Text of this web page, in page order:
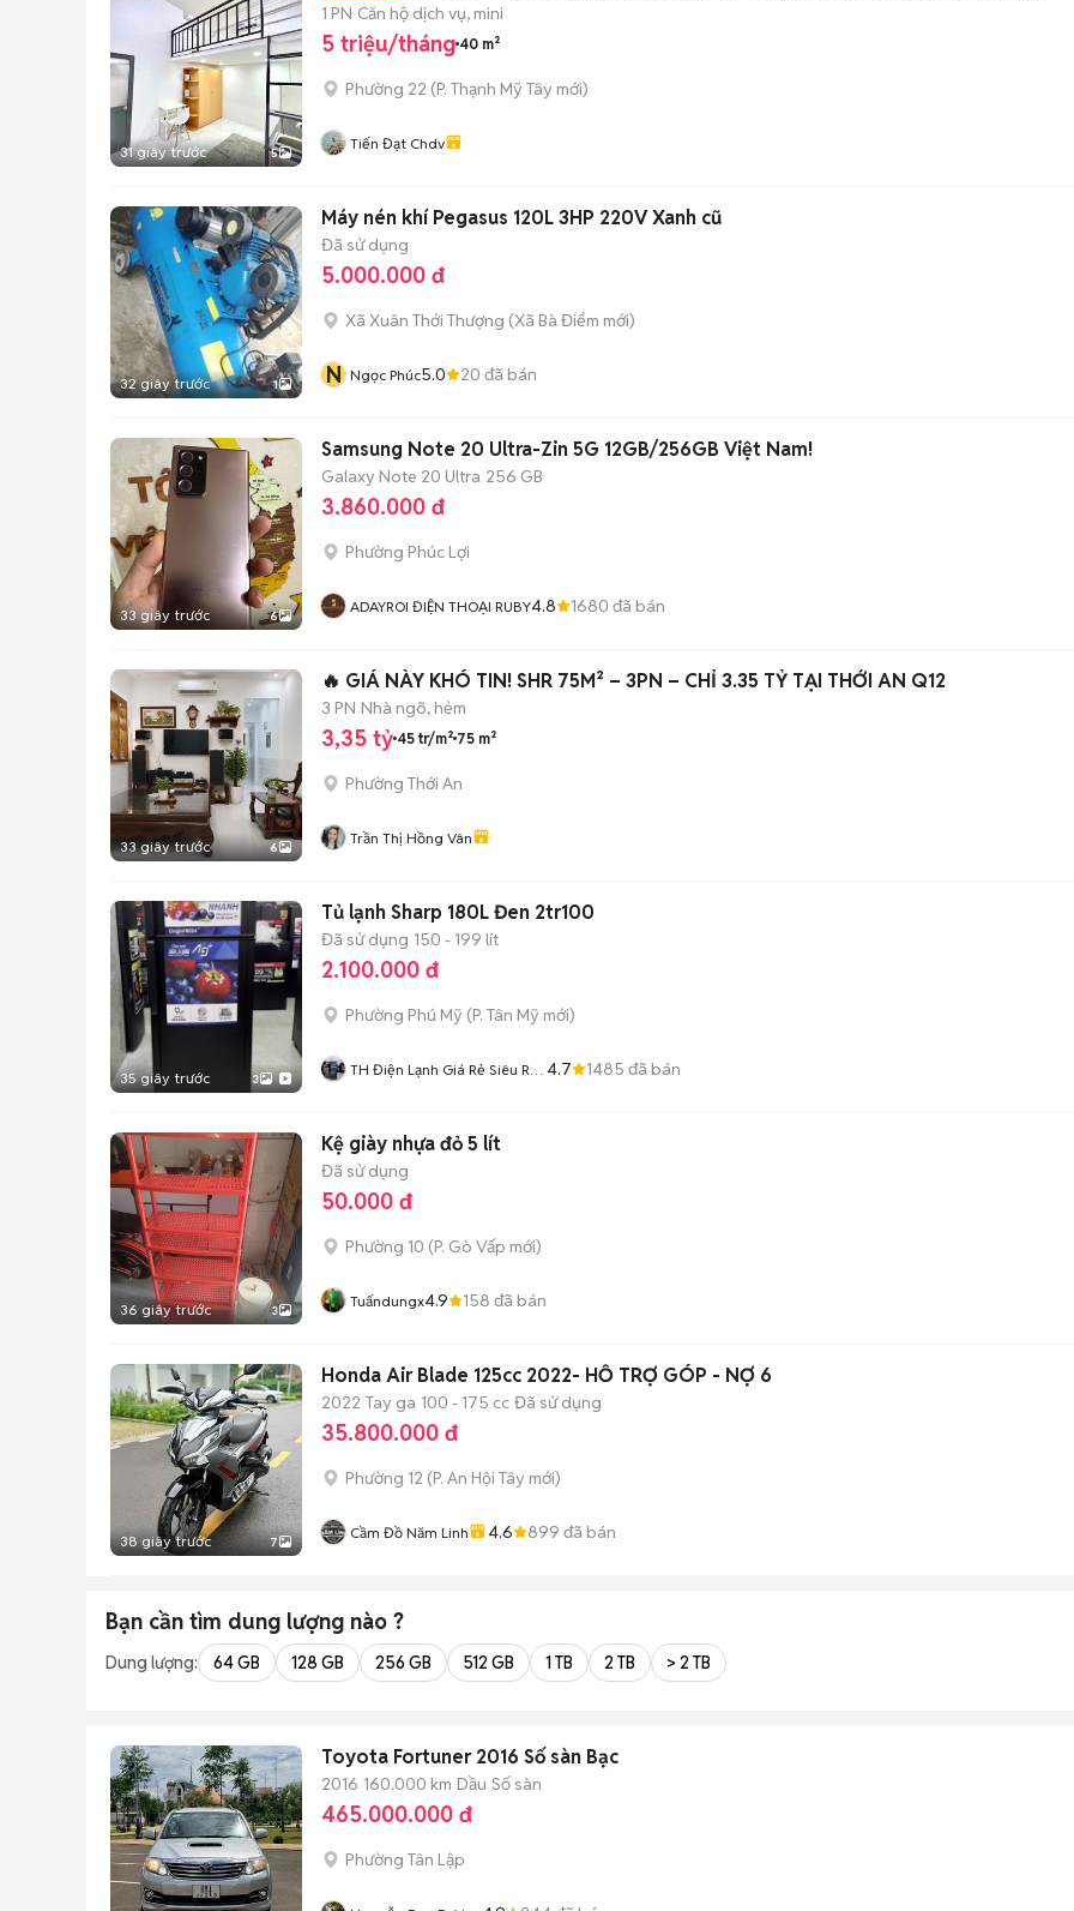
31 giây trước 5
1 PN Căn hộ dịch vụ, mini
5 triệu/tháng 40 m²
Phường 22 (P. Thạnh Mỹ Tây mới)
Tiến Đạt Chdv
32 giây trước 1
Máy nén khí Pegasus 120L 3HP 220V Xanh cũ
Đã sử dụng
5.000.000 đ
Xã Xuân Thới Thượng (Xã Bà Điểm mới)
N Ngọc Phúc5.0 20 đã bán
33 giây trước 6
Samsung Note 20 Ultra-Zin 5G 12GB/256GB Việt Nam!
Galaxy Note 20 Ultra 256 GB
3.860.000 đ
Phường Phúc Lợi
ADAYROI ĐIỆN THOẠI RUBY4.8 1680 đã bán
33 giây trước 6
🔥 GIÁ NÀY KHÓ TIN! SHR 75M² – 3PN – CHỈ 3.35 TỶ TẠI THỚI AN Q12
3 PN Nhà ngõ, hẻm
3,35 tỷ 45 tr/m² 75 m²
Phường Thới An
Trần Thị Hồng Vân
35 giây trước 3
Tủ lạnh Sharp 180L Đen 2tr100
Đã sử dụng 150 - 199 lít
2.100.000 đ
Phường Phú Mỹ (P. Tân Mỹ mới)
TH Điện Lạnh Giá Rẻ Siêu Rẻ 4.7 1485 đã bán
36 giây trước 3
Kệ giày nhựa đỏ 5 lít
Đã sử dụng
50.000 đ
Phường 10 (P. Gò Vấp mới)
Tuấndungx4.9 158 đã bán
38 giây trước 7
Honda Air Blade 125cc 2022- HỖ TRỢ GÓP - NỢ 6
2022 Tay ga 100 - 175 cc Đã sử dụng
35.800.000 đ
Phường 12 (P. An Hội Tây mới)
Cầm Đồ Năm Linh 4.6 899 đã bán
Bạn cần tìm dung lượng nào ?
Dung lượng: 64 GB 128 GB 256 GB 512 GB 1 TB 2 TB > 2 TB
Toyota Fortuner 2016 Số sàn Bạc
2016 160.000 km Dầu Số sàn
465.000.000 đ
Phường Tân Lập